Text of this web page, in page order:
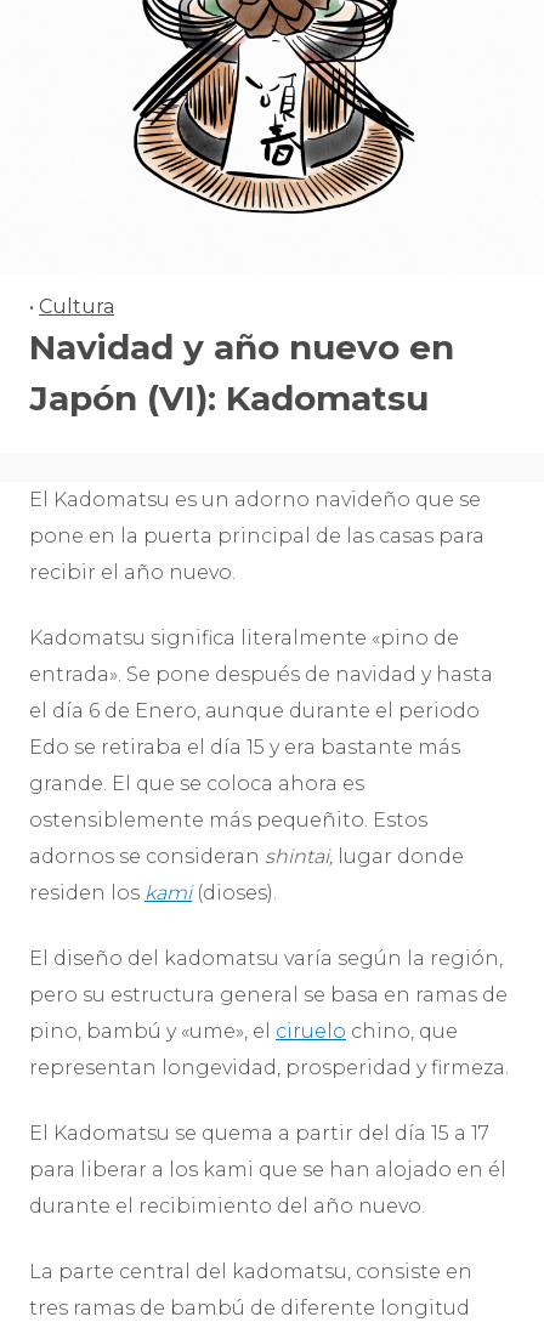
• Cultura
Navidad y año nuevo en
Japón (VI): Kadomatsu
El Kadomatsu es un adorno navideño que se
pone en la puerta principal de las casas para
recibir el año nuevo.
Kadomatsu significa literalmente «pino de
entrada». Se pone después de navidad y hasta
el dí­a 6 de Enero, aunque durante el periodo
Edo se retiraba el dí­a 15 y era bastante más
grande. El que se coloca ahora es
ostensiblemente más pequeñito. Estos
adornos se consideran shintai, lugar donde
residen los kami(dioses).
El diseño del kadomatsu varía según la región,
pero su estructura general se basa en ramas de
pino, bambú y «ume», el ciruelo chino, que
representan longevidad, prosperidad y firmeza.
El Kadomatsu se quema a partir del día 15 a 17
para liberar a los kami que se han alojado en él
durante el recibimiento del año nuevo.
La parte central del kadomatsu, consiste en
tres ramas de bambú de diferente longitud